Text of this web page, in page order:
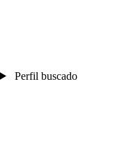
Perfil buscado